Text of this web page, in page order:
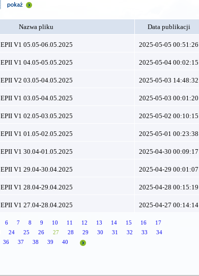
Nazwa pliku Data publikacji
V1 05.05-06.05.2025 2025-05-05 00:51:26
V1 04.05-05.05.2025 2025-05-04 00:02:15
V2 03.05-04.05.2025 2025-05-03 14:48:32
V1 03.05-04.05.2025 2025-05-03 00:01:20
V1 02.05-03.05.2025 2025-05-02 00:10:15
V1 01.05-02.05.2025 2025-05-01 00:23:38
V1 30.04-01.05.2025 2025-04-30 00:09:17
V1 29.04-30.04.2025 2025-04-29 00:01:07
V1 28.04-29.04.2025 2025-04-28 00:15:19
V1 27.04-28.04.2025 2025-04-27 00:14:14
6 7 8 9 10 11 12 13 14 15 16
17
24 25 26 27 28 29 30 31 32 33
34
36 37 38 39 40